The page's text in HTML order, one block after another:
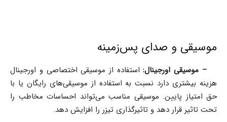
موسیقی و صدای پس‌زمینه
–موسیقی اورجینال: استفاده از موسیقی اختصاصی و اورجینال
هزینه بیشتری دارد نسبت به استفاده از موسیقی‌های رایگان یا با
حق امتیاز پایین. موسیقی مناسب می‌تواند احساسات مخاطب را
تحت تاثیر قرار دهد و تاثیرگذاری تیزر را افزایش دهد.